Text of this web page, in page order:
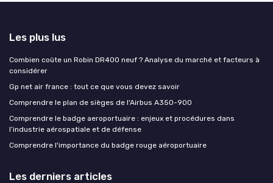
Les plus lus
Combien coûte un Robin DR400 neuf ? Analyse du marché et facteurs à
considérer
Gp net air france : tout ce que vous devez savoir
Comprendre le plan de sièges de l'Airbus A350-900
Comprendre le badge aeroportuaire : enjeux et procédures dans
l’industrie aérospatiale et de défense
Comprendre l'importance du badge rouge aéroportuaire
Les derniers articles